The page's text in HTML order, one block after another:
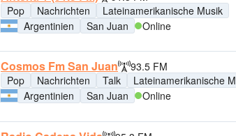
Pop
Nachrichten
Lateinamerikanische Musik
Argentinien
San Juan Online
Cosmos Fm San Juan
93.5 FM
Pop
Nachrichten Talk Lateinamerikanische
Argentinien
San Juan Online